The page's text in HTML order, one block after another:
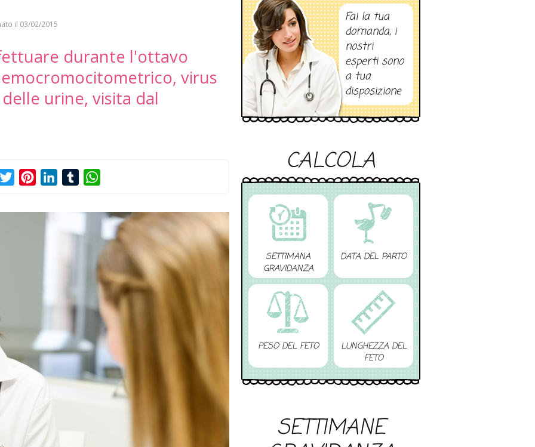
il 03/02/2015
durante l'ottavo
virus
urine, visita dal
TwitterPinterestLinkedInTumblr
Fai la tua
domanda, i
nostri
esperti sono
a tua
disposizione
CALCOLA
SETTIMANA
GRAVIDANZA
DATA DEL PARTO
PESO DEL FETO
LUNGHEZZA DEL
FETO
SETTIMANE